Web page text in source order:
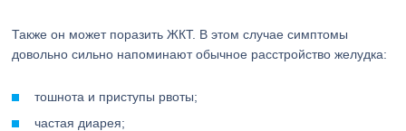
Также он может поразить ЖКТ. В этом случае симптомы
довольно сильно напоминают обычное расстройство желудка:
тошнота и приступы рвоты;
частая диарея;